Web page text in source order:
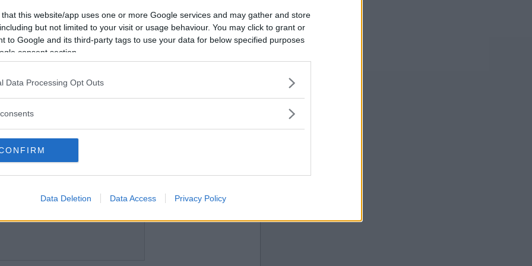
that this website/app uses one or more Google services and may gather and store
but not limited to your visit or usage behaviour. You may click to grant or
to Google and its third-party tags to use your data for below specified purposes
consent section.
Data Processing Opt Outs
Data Deletion Data Access Privacy Policy
Vill du bli
medlem?